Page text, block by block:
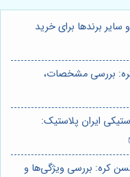
برندها برای خرید
بررسی مشخصات،
ایران پلاستیک:
کره: بررسی ویژگی‌ها و